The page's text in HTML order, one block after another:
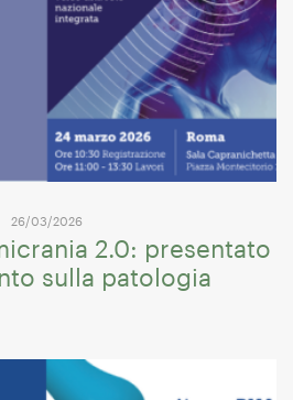
26/03/2026
2.0: presentato
sulla patologia